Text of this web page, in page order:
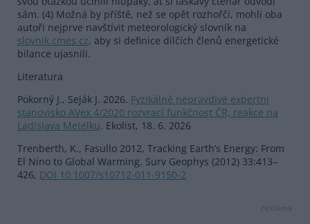
sám. (4) Možná by příště, než se opět rozhořčí, mohli oba
autoři nejprve navštívit meteorologický slovník na
slovnik.cmes.cz, aby si definice dílčích členů energetické
bilance ujasnili.
Literatura
Pokorný J., Seják J. 2026. Fyzikálně nepravdivé expertní
stanovisko AVex 4/2020 rozvrací funkčnost ČR, reakce na
Ladislava Metelku. Ekolist, 18. 6. 2026
Trenberth, K., Fasullo 2012, Tracking Earth’s Energy: From
El Nino to Global Warming. Surv Geophys (2012) 33:413–
426, DOI 10.1007/s10712-011-9150-2
reklama